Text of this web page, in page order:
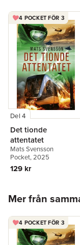
4 POCKET FÖR 3
Del 4
Det tionde
attentatet
Mats Svensson
Pocket, 2025
129 kr
Mer från
4 POCKET FÖR 3